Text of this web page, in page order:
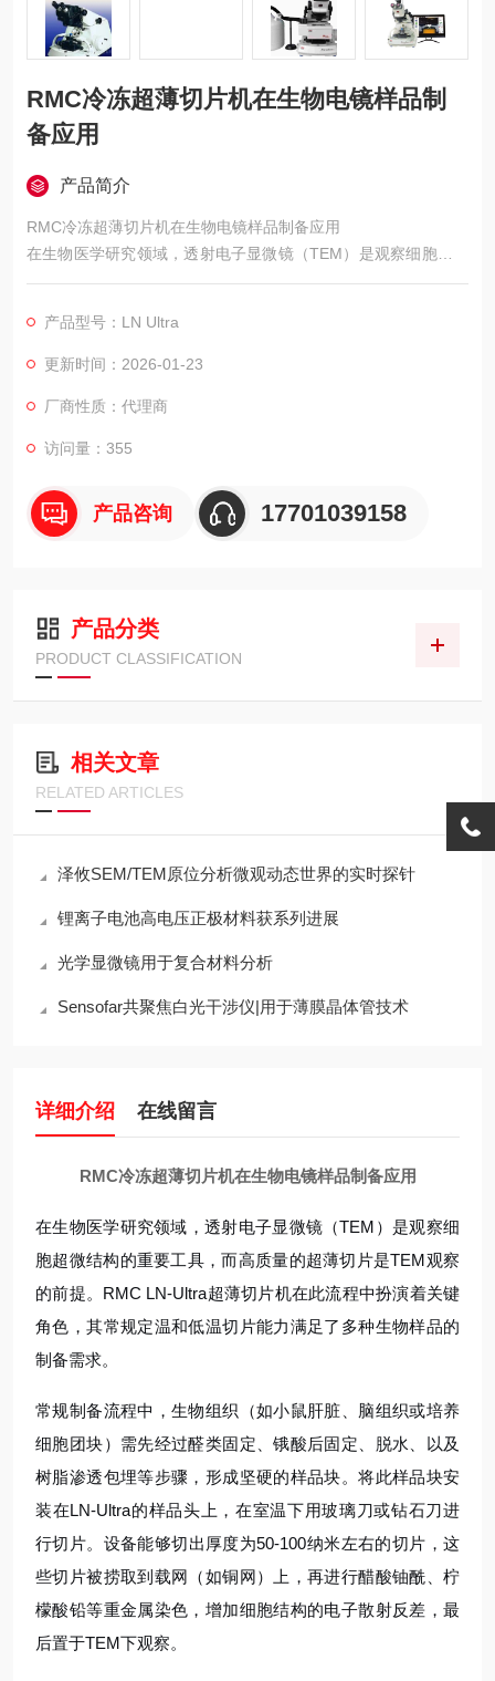
RMC冷冻超薄切片机在生物电镜样品制
备应用
产品简介
RMC冷冻超薄切片机在生物电镜样品制备应用
在生物医学研究领域，透射电子显微镜（TEM）是观察细胞超微
结构的重要工具，而高质量的超薄切片是TEM观察的前提。RMC
低温切片能力满足了多种生物样品的制备需求。
产品型号：LN Ultra
更新时间：2026-01-23
厂商性质：代理商
访问量：355
产品咨询 17701039158
产品分类
PRODUCT CLASSIFICATION
相关文章
RELATED ARTICLES
泽攸SEM/TEM原位分析微观动态世界的实时探针
锂离子电池高电压正极材料获系列进展
光学显微镜用于复合材料分析
Sensofar共聚焦白光干涉仪|用于薄膜晶体管技术
详细介绍 在线留言
RMC冷冻超薄切片机在生物电镜样品制备应用
在生物医学研究领域，透射电子显微镜（TEM）是观察细
胞超微结构的重要工具，而高质量的超薄切片是TEM观察
的前提。RMC LN-Ultra超薄切片机在此流程中扮演着关键
角色，其常规定温和低温切片能力满足了多种生物样品的
制备需求。
常规制备流程中，生物组织（如小鼠肝脏、脑组织或培养
细胞团块）需先经过醛类固定、锇酸后固定、脱水、以及
树脂渗透包埋等步骤，形成坚硬的样品块。将此样品块安
装在LN-Ultra的样品头上，在室温下用玻璃刀或钻石刀进
行切片。设备能够切出厚度为50-100纳米左右的切片，这
些切片被捞取到载网（如铜网）上，再进行醋酸铀酰、柠
檬酸铅等重金属染色，增加细胞结构的电子散射反差，最
后置于TEM下观察。